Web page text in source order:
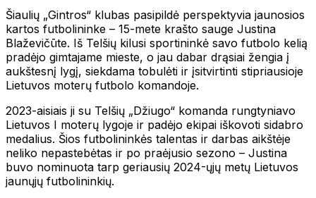
Šiaulių „Gintros“ klubas pasipildė perspektyvia jaunosios
kartos futbolininke – 15-mete krašto sauge Justina
Blaževičūte. Iš Telšių kilusi sportininkė savo futbolo kelią
pradėjo gimtajame mieste, o jau dabar drąsiai žengia į
aukštesnį lygį, siekdama tobulėti ir įsitvirtinti stipriausioje
Lietuvos moterų futbolo komandoje.
2023-aisiais ji su Telšių „Džiugo“ komanda rungtyniavo
Lietuvos I moterų lygoje ir padėjo ekipai iškovoti sidabro
medalius. Šios futbolininkės talentas ir darbas aikštėje
neliko nepastebėtas ir po praėjusio sezono – Justina
buvo nominuota tarp geriausių 2024-ųjų metų Lietuvos
jaunųjų futbolininkių.